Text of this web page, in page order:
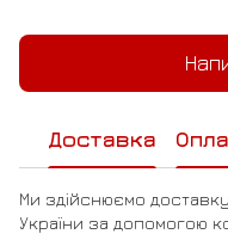
Доставка
Ми здійснюємо
України за допомогою